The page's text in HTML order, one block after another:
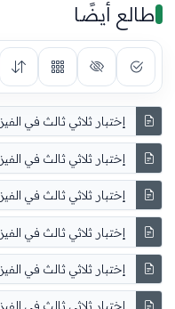
طالع أيضًا